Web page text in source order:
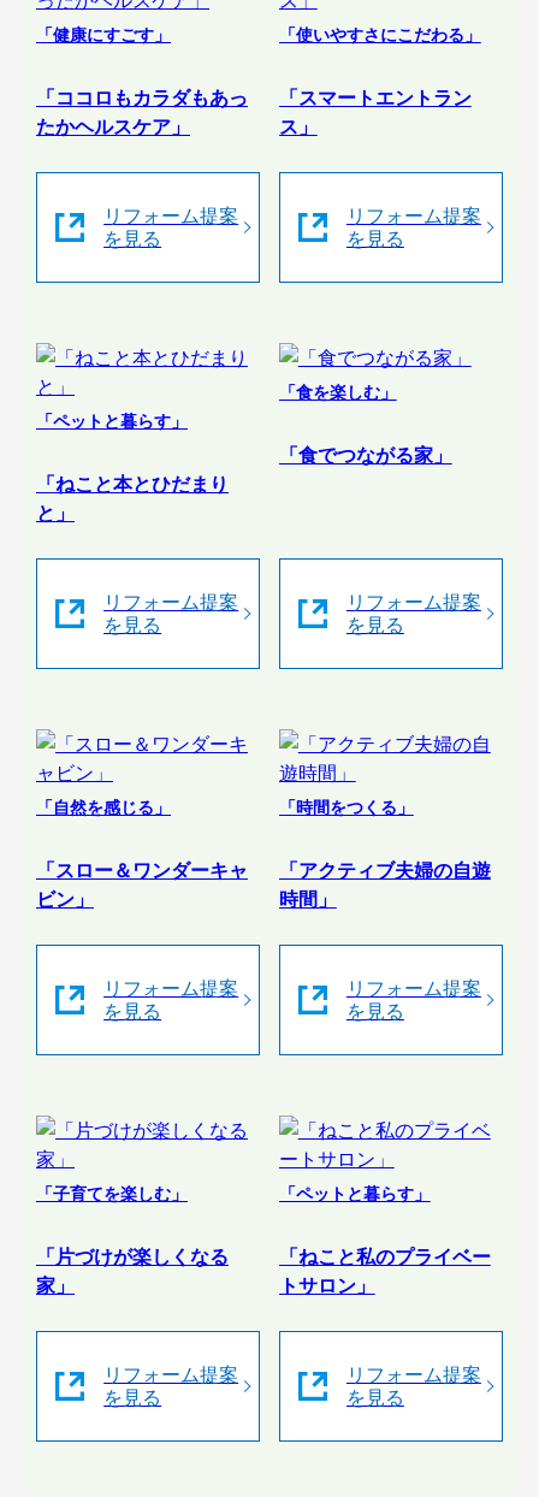
「健康にすごす」
「ココロもカラダもあっ
たかヘルスケア」
リフォーム提案
を見る
「使いやすさにこだわる」
「スマートエントラン
ス」
リフォーム提案
を見る
「ペットと暮らす」
「ねこと本とひだまり
と」
リフォーム提案
を見る
「食を楽しむ」
「食でつながる家」
リフォーム提案
を見る
「自然を感じる」
「スロー＆ワンダーキャ
ビン」
リフォーム提案
を見る
「時間をつくる」
「アクティブ夫婦の自遊
時間」
リフォーム提案
を見る
「子育てを楽しむ」
「片づけが楽しくなる
家」
リフォーム提案
を見る
「ペットと暮らす」
「ねこと私のプライベー
トサロン」
リフォーム提案
を見る